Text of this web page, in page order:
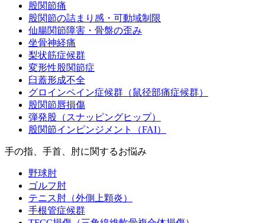
股関節痛
股関節の詰まり感・可動域制限
仙腸関節障害・骨盤の歪み
坐骨神経痛
梨状筋症候群
変形性股関節症
臼蓋形成不全
グロインペイン症候群（鼠径部痛症候群）
股関節唇損傷
弾発股（スナッピングヒップ）
股関節インピンジメント（FAI）
手の指、手首、肘に関するお悩み
野球肘
ゴルフ肘
テニス肘（外側上顆炎）
手根管症候群